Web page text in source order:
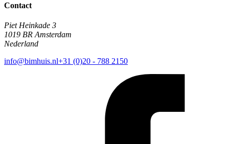
Contact
Piet Heinkade 3
1019 BR Amsterdam
Nederland
info@bimhuis.nl+31 (0)20 - 788 2150